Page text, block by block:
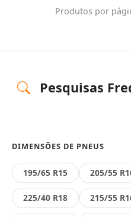
Produtos por
Pesquisas
DIMENSÕES DE PNEUS
195/65 R15 205/55
225/40 R18 215/55